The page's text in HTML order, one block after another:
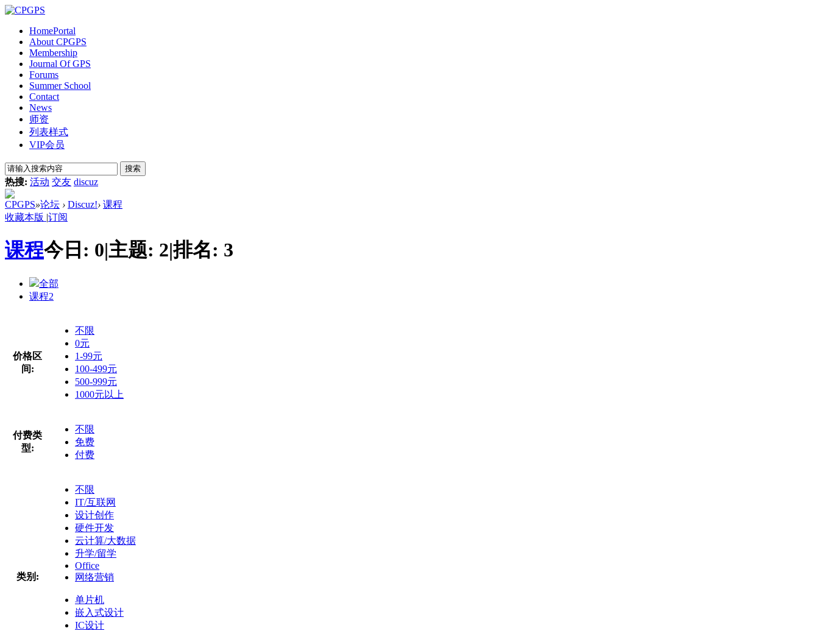
HomePortal
About CPGPS
Membership
Journal Of GPS
Forums
Summer School
Contact
News
师资
列表样式
VIP会员
搜索
热搜: 活动 交友 discuz
CPGPS»论坛 › Discuz!› 课程
收藏本版 |订阅
课程今日: 0|主题: 2|排名: 3
全部
课程2
价格区
间:
不限
0元
1-99元
100-499元
500-999元
1000元以上
付费类
型:
不限
免费
付费
类别:
不限
IT/互联网
设计创作
硬件开发
云计算/大数据
升学/留学
Office
网络营销
单片机
嵌入式设计
IC设计